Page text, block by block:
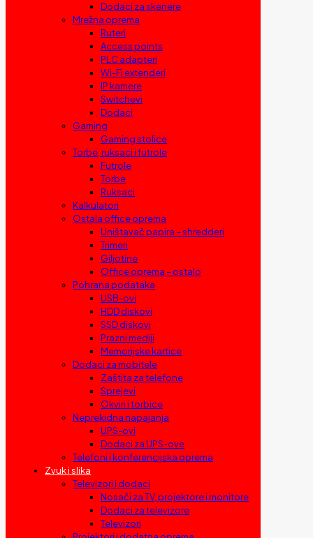
Dodaci za skenere
Mrežna oprema
Ruteri
Access points
PLC adapteri
Wi-Fi extenderi
IP kamere
Switchevi
Dodaci
Gaming
Gaming stolice
Torbe, ruksaci i futrole
Futrole
Torbe
Ruksaci
Kalkulatori
Ostala office oprema
Uništavač papira – shredderi
Trimeri
Giljotine
Office oprema – ostalo
Pohrana podataka
USB-ovi
HDD diskovi
SSD diskovi
Prazni mediji
Memorijske kartice
Dodaci za mobitele
Zaštita za telefone
Sprejevi
Okviri i torbice
Neprekidna napajanja
UPS-ovi
Dodaci za UPS-ove
Telefoni i konferencijska oprema
Zvuk i slika
Televizori i dodaci
Nosači za TV, projektore i monitore
Dodaci za televizore
Televizori